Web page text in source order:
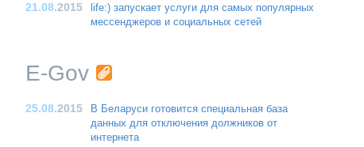
21.08.2015
life:) запускает услуги для самых популярных
мессенджеров и социальных сетей
E-Gov
25.08.2015
В Беларуси готовится специальная база
данных для отключения должников от
интернета